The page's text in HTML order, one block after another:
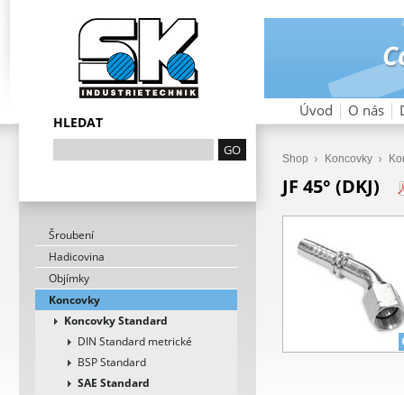
Úvod O nás
HLEDAT
Šroubení
Hadicovina
Objímky
Koncovky
Koncovky Standard
DIN Standard metrické
BSP Standard
SAE Standard
Shop Koncovky
JF 45° (DKJ)